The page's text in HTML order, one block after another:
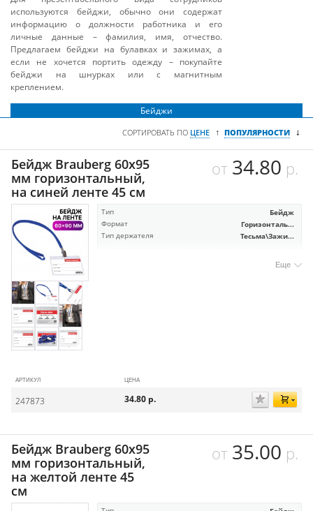
используются бейджи, обычно они содержат
информацию о должности работника и его
личные данные – фамилия, имя, отчество.
Предлагаем бейджи на булавках и зажимах, а
если не хочется портить одежду – покупайте
бейджи на шнурках или с магнитным
креплением.
Бейджи
СОРТИРОВАТЬ ПО ЦЕНЕ ↑ ПОПУЛЯРНОСТИ ↓
Бейдж Brauberg 60х95
мм горизонтальный,
на синей ленте 45 см
от 34.80 р.
Тип Бейдж
Формат Горизонталь...
Тип держателя Тесьма\Зажи...
Еще
АРТИКУЛ ЦЕНА
247873 34.80 р.
Бейдж Brauberg 60х95
мм горизонтальный,
на желтой ленте 45
см
от 35.00 р.